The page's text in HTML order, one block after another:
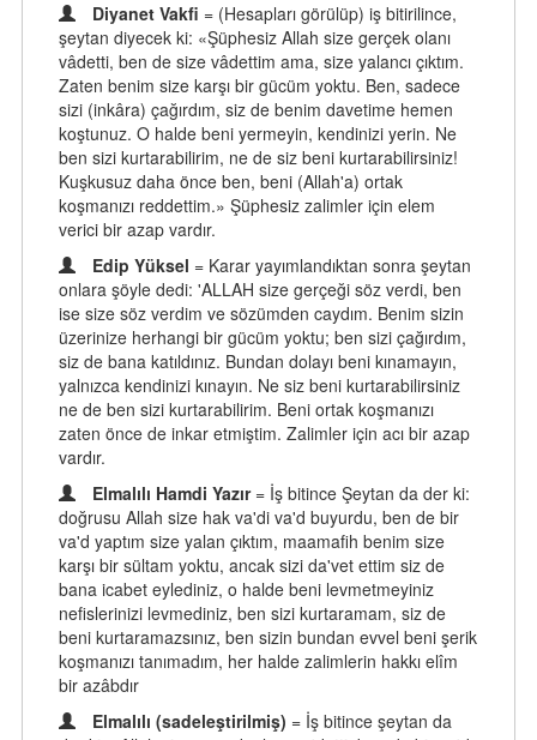
Diyanet Vakfi = (Hesapları görülüp) iş bitirilince,
şeytan diyecek ki: «Şüphesiz Allah size gerçek olanı
vâdetti, ben de size vâdettim ama, size yalancı çıktım.
Zaten benim size karşı bir gücüm yoktu. Ben, sadece
sizi (inkâra) çağırdım, siz de benim davetime hemen
koştunuz. O halde beni yermeyin, kendinizi yerin. Ne
ben sizi kurtarabilirim, ne de siz beni kurtarabilirsiniz!
Kuşkusuz daha önce ben, beni (Allah'a) ortak
koşmanızı reddettim.» Şüphesiz zalimler için elem
verici bir azap vardır.
Edip Yüksel = Karar yayımlandıktan sonra şeytan
onlara şöyle dedi: 'ALLAH size gerçeği söz verdi, ben
ise size söz verdim ve sözümden caydım. Benim sizin
üzerinize herhangi bir gücüm yoktu; ben sizi çağırdım,
siz de bana katıldınız. Bundan dolayı beni kınamayın,
yalnızca kendinizi kınayın. Ne siz beni kurtarabilirsiniz
ne de ben sizi kurtarabilirim. Beni ortak koşmanızı
zaten önce de inkar etmiştim. Zalimler için acı bir azap
vardır.
Elmalılı Hamdi Yazır = İş bitince Şeytan da der ki:
doğrusu Allah size hak va'di va'd buyurdu, ben de bir
va'd yaptım size yalan çıktım, maamafih benim size
karşı bir sültam yoktu, ancak sizi da'vet ettim siz de
bana icabet eylediniz, o halde beni levmetmeyiniz
nefislerinizi levmediniz, ben sizi kurtaramam, siz de
beni kurtaramazsınız, ben sizin bundan evvel beni şerik
koşmanızı tanımadım, her halde zalimlerin hakkı elîm
bir azâbdır
Elmalılı (sadeleştirilmiş) = İş bitince şeytan da